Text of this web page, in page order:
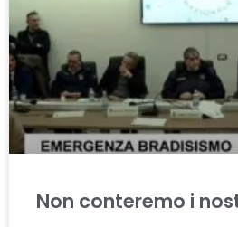
Non conteremo i